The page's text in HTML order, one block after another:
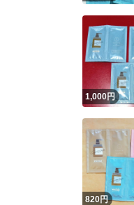
1,000円
820円